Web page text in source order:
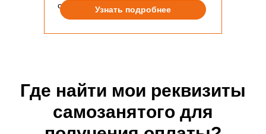
себя.
Узнать подробнее
Где найти мои реквизиты
самозанятого для